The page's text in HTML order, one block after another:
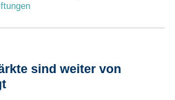
sind weiter von